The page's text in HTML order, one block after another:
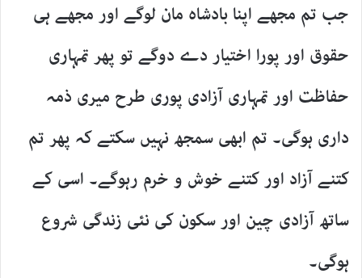
جب تم مجھے اپنا بادشاہ مان لوگے اور مجھے ہی
حقوق اور پورا اختیار دے دوگے تو پھر تمہاری
حفاظت اور تمہاری آزادی پوری طرح میری ذمہ
داری ہوگی۔ تم ابھی سمجھ نہیں سکتے کہ پھر تم
کتنے آزاد اور کتنے خوش و خرم رہوگے۔ اسی کے
ساتھ آزادی چین اور سکون کی نئی زندگی شروع
ہوگی۔